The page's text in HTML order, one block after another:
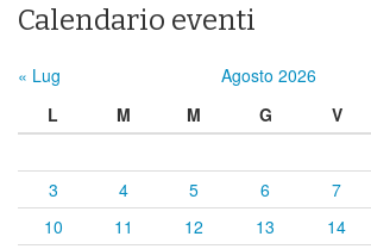
Calendario eventi
« Lug Agosto 2026
L
M M G V
3
4 5 6 7
10
11 12 13 14